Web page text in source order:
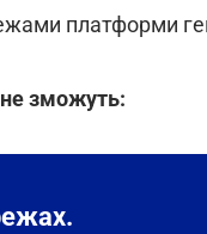
платформи
зможуть: